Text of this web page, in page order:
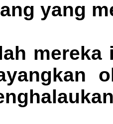
yang